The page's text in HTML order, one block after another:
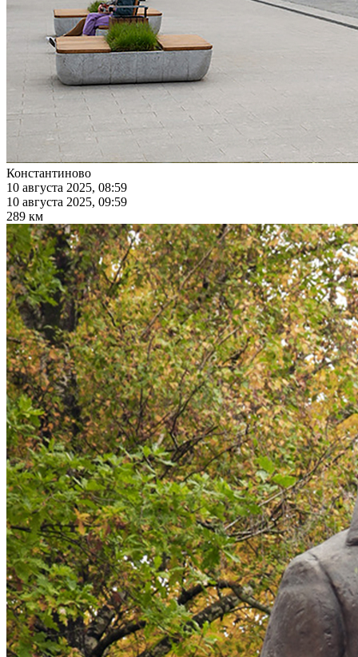
Константиново
10 августа 2025, 08:59
10 августа 2025, 09:59
289 км